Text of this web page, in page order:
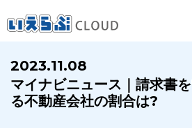
賃貸仲介 売買仲介
2023.11.08
マイナビニュース｜請求書
る不動産会社の割合は?